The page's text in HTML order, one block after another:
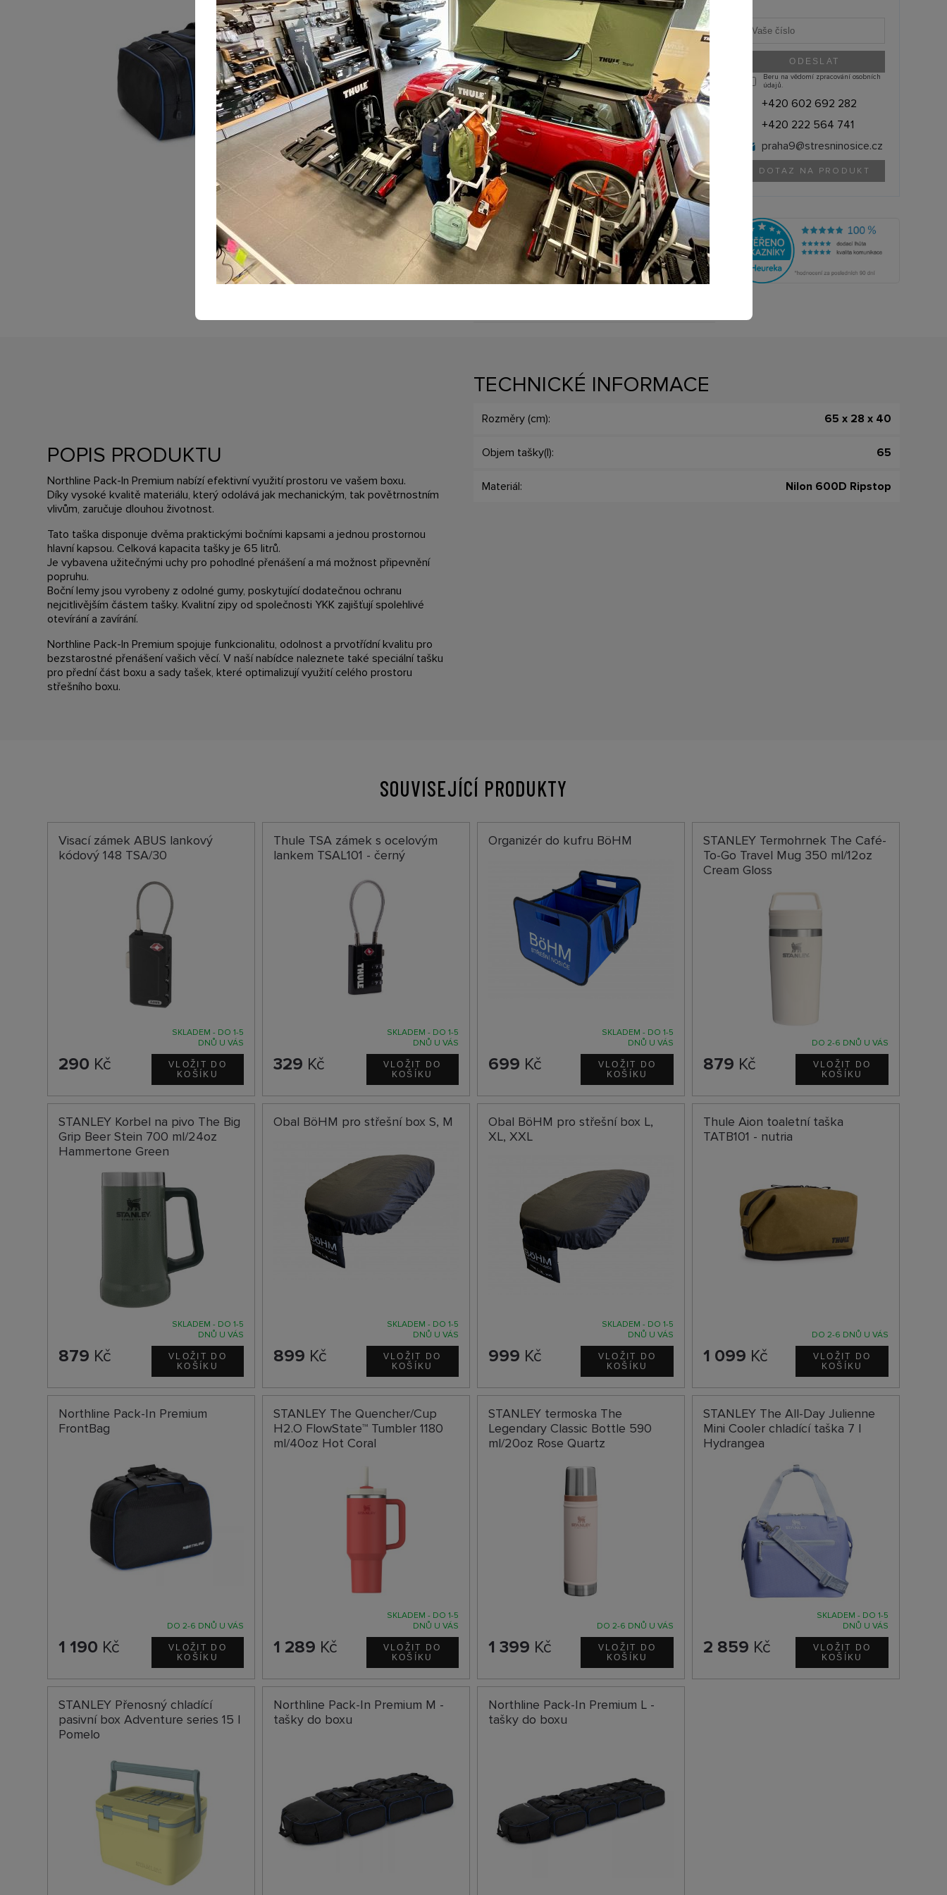
NENÍ SKLADEM
– +
Beru na vědomí zpracování osobních
údajů.
+420 602 692 282
+420 222 564 741
praha9@stresninosice.cz
DOTAZ NA PRODUKT
Výrobce: NORTHLINE (ČR)
Kód produktu: ACCNORRB
POPIS PRODUKTU
Northline Pack-In Premium nabízí efektivní využití prostoru ve vašem boxu.
Díky vysoké kvalitě materiálu, který odolává jak mechanickým, tak povětrnostním
vlivům, zaručuje dlouhou životnost.
Tato taška disponuje dvěma praktickými bočními kapsami a jednou prostornou
hlavní kapsou. Celková kapacita tašky je 65 litrů.
Je vybavena užitečnými uchy pro pohodlné přenášení a má možnost připevnění
popruhu.
Boční lemy jsou vyrobeny z odolné gumy, poskytující dodatečnou ochranu
nejcitlivějším částem tašky. Kvalitní zipy od společnosti YKK zajišťují spolehlivé
otevírání a zavírání.
Northline Pack-In Premium spojuje funkcionalitu, odolnost a prvotřídní kvalitu pro
bezstarostné přenášení vašich věcí. V naší nabídce naleznete také speciální tašku
pro přední část boxu a sady tašek, které optimalizují využití celého prostoru
střešního boxu.
TECHNICKÉ INFORMACE
Rozměry (cm): 65 x 28 x 40
Objem tašky(l): 65
Materiál: Nilon 600D Ripstop
SOUVISEJÍCÍ PRODUKTY
Visací zámek ABUS lankový
kódový 148 TSA/30
SKLADEM - DO 1-5
DNŮ U VÁS
290 Kč
Thule TSA zámek s ocelovým
lankem TSAL101 - černý
SKLADEM - DO 1-5
DNŮ U VÁS
329 Kč
Organizér do kufru BöHM
SKLADEM - DO 1-5
DNŮ U VÁS
699 Kč
STANLEY Termohrnek The Café-
To-Go Travel Mug 350 ml/12oz
Cream Gloss
DO 2-6 DNŮ U VÁS
879 Kč
STANLEY Korbel na pivo The Big
Grip Beer Stein 700 ml/24oz
Hammertone Green
SKLADEM - DO 1-5
DNŮ U VÁS
879 Kč
Obal BöHM pro střešní box S, M
SKLADEM - DO 1-5
DNŮ U VÁS
899 Kč
Obal BöHM pro střešní box L,
XL, XXL
SKLADEM - DO 1-5
DNŮ U VÁS
999 Kč
Thule Aion toaletní taška
TATB101 - nutria
DO 2-6 DNŮ U VÁS
1 099 Kč
Northline Pack-In Premium
FrontBag
DO 2-6 DNŮ U VÁS
1 190 Kč
STANLEY The Quencher/Cup
H2.O FlowState™ Tumbler 1180
ml/40oz Hot Coral
SKLADEM - DO 1-5
DNŮ U VÁS
1 289 Kč
STANLEY termoska The
Legendary Classic Bottle 590
ml/20oz Rose Quartz
DO 2-6 DNŮ U VÁS
1 399 Kč
STANLEY The All-Day Julienne
Mini Cooler chladící taška 7 l
Hydrangea
SKLADEM - DO 1-5
DNŮ U VÁS
2 859 Kč
STANLEY Přenosný chladící
pasivní box Adventure series 15 l
Pomelo
Northline Pack-In Premium M -
tašky do boxu
Northline Pack-In Premium L -
tašky do boxu